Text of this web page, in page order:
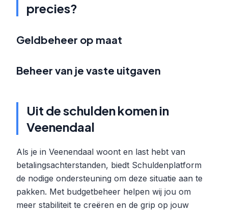
precies?
Geldbeheer op maat
Beheer van je vaste uitgaven
Uit de schulden komen in
Veenendaal
Als je in Veenendaal woont en last hebt van
betalingsachterstanden, biedt Schuldenplatform
de nodige ondersteuning om deze situatie aan te
pakken. Met budgetbeheer helpen wij jou om
meer stabiliteit te creëren en de grip op jouw